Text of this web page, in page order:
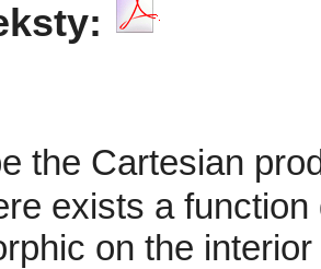
the Cartesian
exists a
on the